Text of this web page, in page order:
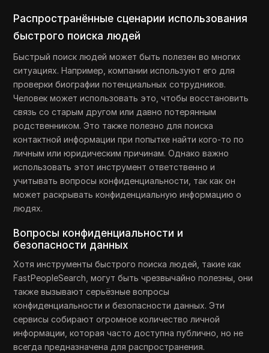
Распространённые сценарии использования
быстрого поиска людей
Быстрый поиск людей может быть полезен во многих
ситуациях. Например, компании используют его для
проверки биографии потенциальных сотрудников.
Человек может использовать это, чтобы восстановить
связь со старым другом или давно потерянным
родственником. Это также полезно для поиска
контактной информации при попытке найти кого-то по
личным или юридическим причинам. Однако важно
использовать этот инструмент ответственно и
учитывать вопросы конфиденциальности, так как он
может раскрывать конфиденциальную информацию о
людях.
Вопросы конфиденциальности и
безопасности данных
Хотя инструменты быстрого поиска людей, такие как
FastPeopleSearch, могут быть чрезвычайно полезны, они
также вызывают серьёзные вопросы
конфиденциальности и безопасности данных. Эти
сервисы собирают огромное количество личной
информации, которая часто доступна публично, но не
всегда предназначена для распространения.